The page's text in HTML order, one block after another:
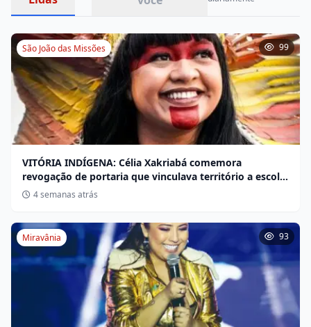
São João das Missões 99
VITÓRIA INDÍGENA: Célia Xakriabá comemora
revogação de portaria que vinculava território a escola
não indígena
4 semanas atrás
Miravânia 93